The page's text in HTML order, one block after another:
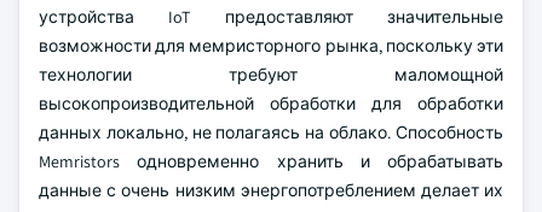
устройства IoT предоставляют значительные
возможности для мемристорного рынка, поскольку эти
технологии требуют маломощной
высокопроизводительной обработки для обработки
данных локально, не полагаясь на облако. Способность
Memristors одновременно хранить и обрабатывать
данные с очень низким энергопотреблением делает их